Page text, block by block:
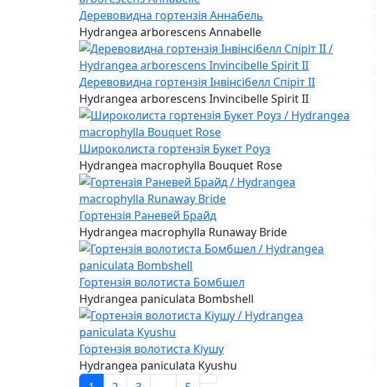
Деревовидна гортензія Аннабель
Hydrangea arborescens Annabelle
Деревовидна гортензія Інвінсібелл Спіріт II
Hydrangea arborescens Invincibelle Spirit II
Широколиста гортензія Букет Роуз
Hydrangea macrophylla Bouquet Rose
Гортензія Раневей Брайд
Hydrangea macrophylla Runaway Bride
Гортензія волотиста Бомбшел
Hydrangea paniculata Bombshell
Гортензія волотиста Кіушу
Hydrangea paniculata Kyushu